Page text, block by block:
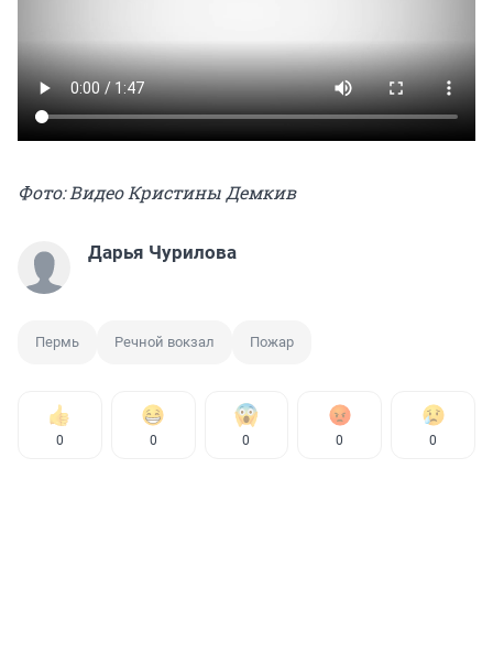
Фото: Видео Кристины Демкив
Дарья Чурилова
Пермь Речной вокзал Пожар
0 0 0 0 0